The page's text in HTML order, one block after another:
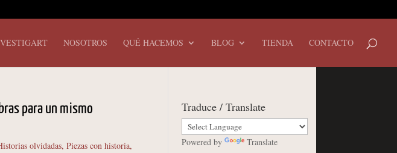
NOSOTROS QUÉ HACEMOS BLOG TIENDA CONTACTO
para un mismo
olvidadas, Piezas con historia,
Traduce / Translate
Powered by Translate